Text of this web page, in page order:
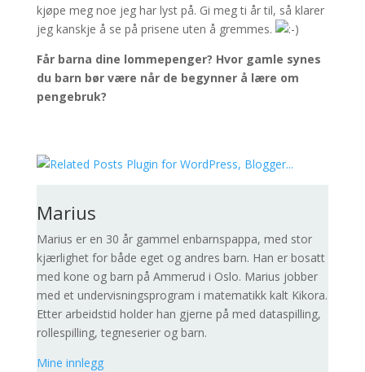
kjøpe meg noe jeg har lyst på. Gi meg ti år til, så klarer
jeg kanskje å se på prisene uten å gremmes.
Får barna dine lommepenger? Hvor gamle synes
du barn bør være når de begynner å lære om
pengebruk?
Marius
Marius er en 30 år gammel enbarnspappa, med stor
kjærlighet for både eget og andres barn. Han er bosatt
med kone og barn på Ammerud i Oslo. Marius jobber
med et undervisningsprogram i matematikk kalt Kikora.
Etter arbeidstid holder han gjerne på med dataspilling,
rollespilling, tegneserier og barn.
Mine innlegg